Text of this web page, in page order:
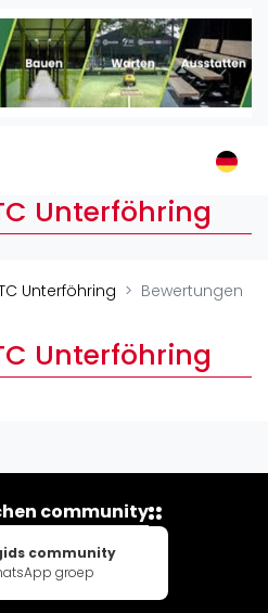
Unterföhring
Unterföhring Bewertungen
Unterföhring
community
community
groep